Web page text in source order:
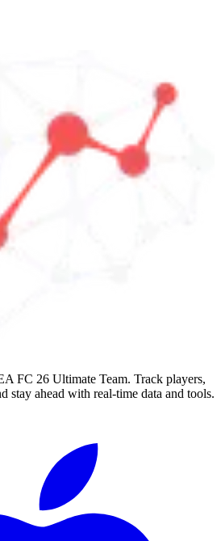
FC 26 Ultimate Team. Track players,
stay ahead with real-time data and tools.